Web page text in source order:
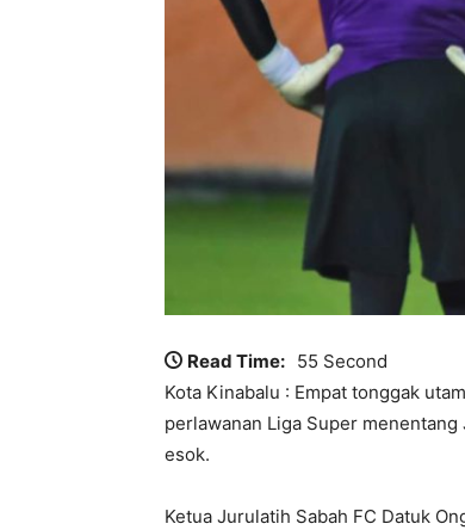
Read Time: 55 Second
Kota Kinabalu : Empat tonggak
perlawanan Liga Super menentang
esok.
Ketua Jurulatih Sabah FC Datuk